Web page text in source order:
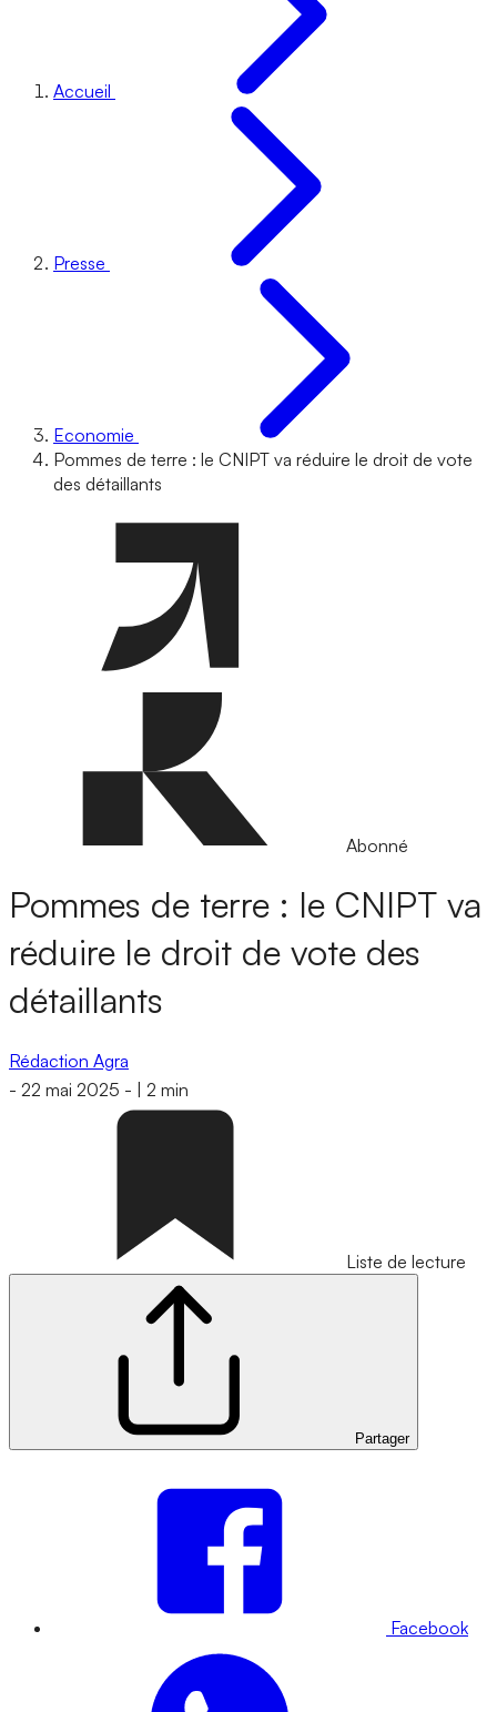
Accueil
Presse
Economie
Pommes de terre : le CNIPT va réduire le droit de vote
des détaillants
Abonné
Pommes de terre : le CNIPT va
réduire le droit de vote des
détaillants
Rédaction Agra
- 22 mai 2025 - 2 min
Liste de lecture
Partager
Facebook